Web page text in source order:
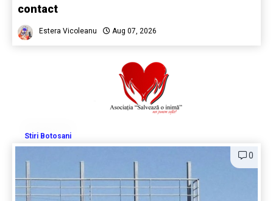
contact
Estera Vicoleanu Aug 07, 2026
Stiri Botosani
0